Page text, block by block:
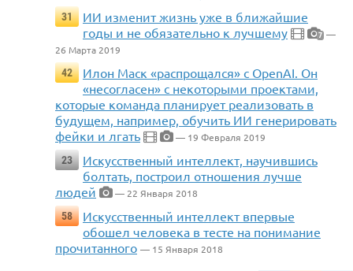
31
ИИ изменит жизнь уже в ближайшие
годы и не обязательно к лучшему
7 —
26 Марта 2019
42
Илон Маск «распрощался» с OpenAI. Он
«несогласен» с некоторыми проектами,
которые команда планирует реализовать в
будущем, например, обучить ИИ генерировать
фейки и лгать
— 19 Февраля 2019
23
Искусственный интеллект, научившись
болтать, построил отношения лучше
людей
— 22 Января 2018
58
Искусственный интеллект впервые
обошел человека в тесте на понимание
прочитанного — 15 Января 2018